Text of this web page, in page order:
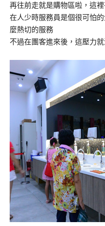
再往前走就是購物區啦，這
在人少時服務員是個很可怕
麼熱切的服務
不過在團客進來後，這壓力